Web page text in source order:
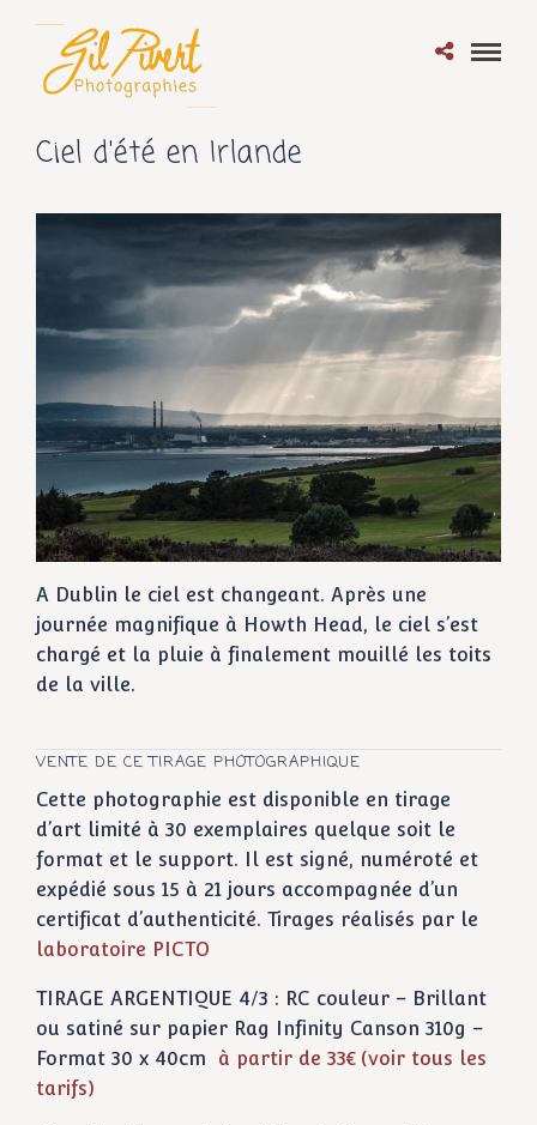
Ciel d'été en Irlande
A Dublin le ciel est changeant. Après une
journée magnifique à Howth Head, le ciel s’est
chargé et la pluie à finalement mouillé les toits
de la ville.
VENTE DE CE TIRAGE PHOTOGRAPHIQUE
Cette photographie est disponible en tirage
d’art limité à 30 exemplaires quelque soit le
format et le support. Il est signé, numéroté et
expédié sous 15 à 21 jours accompagnée d’un
certificat d’authenticité. Tirages réalisés par le
laboratoire PICTO
TIRAGE ARGENTIQUE 4/3 : RC couleur – Brillant
ou satiné sur papier Rag Infinity Canson 310g –
Format 30 x 40cm à partir de 33€ (voir tous les
tarifs)